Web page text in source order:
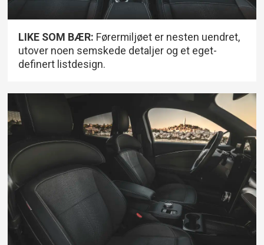
LIKE SOM BÆR: Førermiljøet er nesten uendret,
utover noen semskede detaljer og et eget-
definert listdesign.